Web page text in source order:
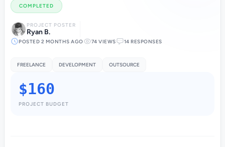
COMPLETED
PROJECT POSTER
Ryan B.
POSTED 2 MONTHS AGO 74 VIEWS 14 RESPONSES
FREELANCE DEVELOPMENT OUTSOURCE
$160
PROJECT BUDGET